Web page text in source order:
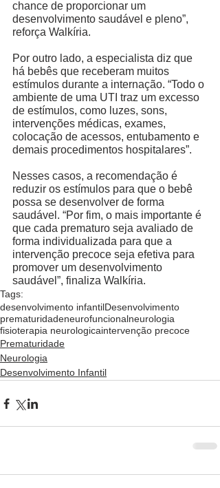
chance de proporcionar um
desenvolvimento saudável e pleno”,
reforça Walkíria.
Por outro lado, a especialista diz que
há bebês que receberam muitos
estímulos durante a internação. “Todo o
ambiente de uma UTI traz um excesso
de estímulos, como luzes, sons,
intervenções médicas, exames,
colocação de acessos, entubamento e
demais procedimentos hospitalares”.
Nesses casos, a recomendação é
reduzir os estímulos para que o bebê
possa se desenvolver de forma
saudável. “Por fim, o mais importante é
que cada prematuro seja avaliado de
forma individualizada para que a
intervenção precoce seja efetiva para
promover um desenvolvimento
saudável”, finaliza Walkíria.
Tags:
desenvolvimento infantilDesenvolvimento
prematuridadeneurofuncionalneurologia
fisioterapia neurologicaintervenção precoce
Prematuridade
Neurologia
Desenvolvimento Infantil